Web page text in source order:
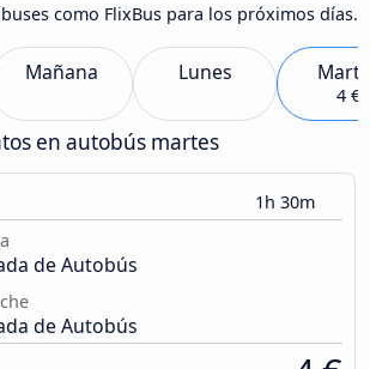
como FlixBus para los próximos días.
Mañana Lunes
4 €
en autobús martes
1h 30m
de Autobús
de Autobús